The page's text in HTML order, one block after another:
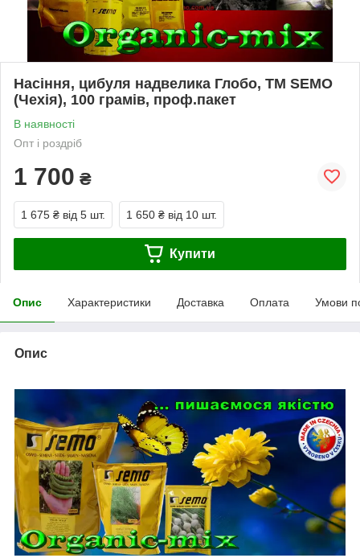
Насіння, цибуля надвелика Глобо, ТМ SEMO
(Чехія), 100 грамів, проф.пакет
В наявності
Опт і роздріб
1 700 ₴
1 675 ₴ від 5 шт. 1 650 ₴ від 10 шт.
Купити
Опис Характеристики Доставка Оплата Умови
Опис